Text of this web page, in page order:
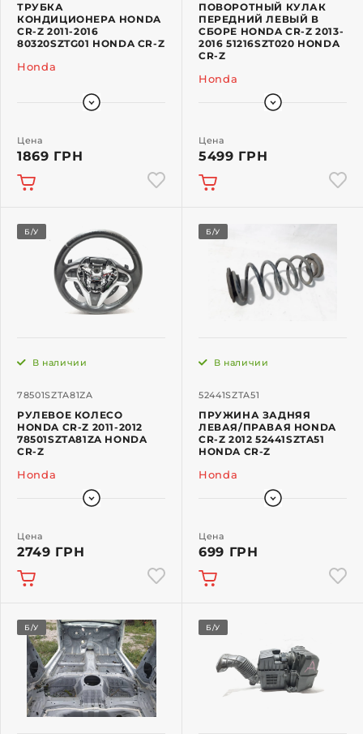
ТРУБКА
КОНДИЦИОНЕРА HONDA
CR-Z 2011-2016
80320SZTG01 HONDA CR-Z
Honda
Цена
1869 ГРН
ПОВОРОТНЫЙ КУЛАК
ПЕРЕДНИЙ ЛЕВЫЙ В
СБОРЕ HONDA CR-Z 2013-
2016 51216SZT020 HONDA
CR-Z
Honda
Цена
5499 ГРН
Б/У
78501SZTA81ZA
В наличии
РУЛЕВОЕ КОЛЕСО
HONDA CR-Z 2011-2012
78501SZTA81ZA HONDA
CR-Z
Honda
Цена
2749 ГРН
Б/У
52441SZTA51
В наличии
ПРУЖИНА ЗАДНЯЯ
ЛЕВАЯ/ПРАВАЯ HONDA
CR-Z 2012 52441SZTA51
HONDA CR-Z
Honda
Цена
699 ГРН
Б/У Б/У